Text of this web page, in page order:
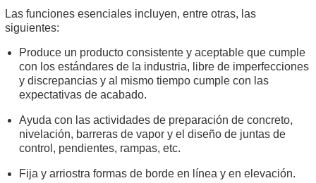
Las funciones esenciales incluyen, entre otras, las
siguientes:
Produce un producto consistente y aceptable que cumple
con los estándares de la industria, libre de imperfecciones
y discrepancias y al mismo tiempo cumple con las
expectativas de acabado.
Ayuda con las actividades de preparación de concreto,
nivelación, barreras de vapor y el diseño de juntas de
control, pendientes, rampas, etc.
Fija y arriostra formas de borde en línea y en elevación.